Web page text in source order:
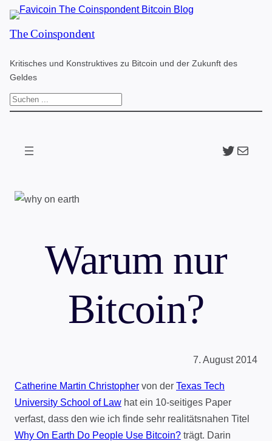
Zum
Inhalt
The Coinspondent
Kritisches und Konstruktives zu Bitcoin und der Zukunft des
Geldes
S
Twitter
The
Warum nur
Bitcoin?
7. August 2014
Catherine Martin Christopher von der Texas Tech
University School of Law hat ein 10-seitiges Paper
verfast, dass den wie ich finde sehr realitätsnahen Titel
Why On Earth Do People Use Bitcoin? trägt. Darin